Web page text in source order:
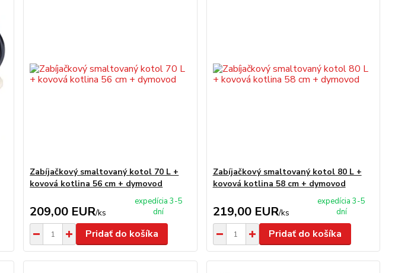
Zabíjačkový smaltovaný kotol 70 L +
kovová kotlina 56 cm + dymovod
209,00 EUR/ks
expedícia 3-5
dní
Pridať do košíka
Zabíjačkový smaltovaný kotol 80 L +
kovová kotlina 58 cm + dymovod
219,00 EUR/ks
expedícia 3-5
dní
Pridať do košíka